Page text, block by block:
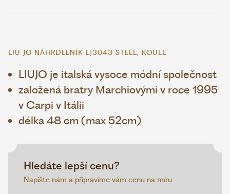
LIU JO NÁHRDELNÍK LJ3043 STEEL, KOULE
LIUJO je italská vysoce módní společnost
založená bratry Marchiovými v roce 1995
v Carpi v Itálii
délka 48 cm (max 52cm)
Hledáte lepší cenu?
Napište nám a připravíme vám cenu na míru.